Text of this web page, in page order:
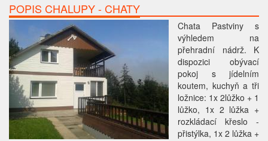
POPIS CHALUPY - CHATY
Chata Pastviny s
výhledem na
přehradní nádrž. K
dispozici obývací
pokoj s jídelním
koutem, kuchyň a tři
ložnice: 1x 2lůžko + 1
lůžko, 1x 2 lůžka +
rozkládací křeslo -
přistýlka, 1x 2 lůžka +